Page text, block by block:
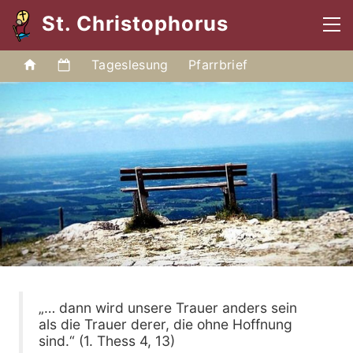
St. Christophorus
Tageslesung Pfarrbrief
„… dann wird unsere Trauer anders sein
als die Trauer derer, die ohne Hoffnung
sind.“ (1. Thess 4, 13)